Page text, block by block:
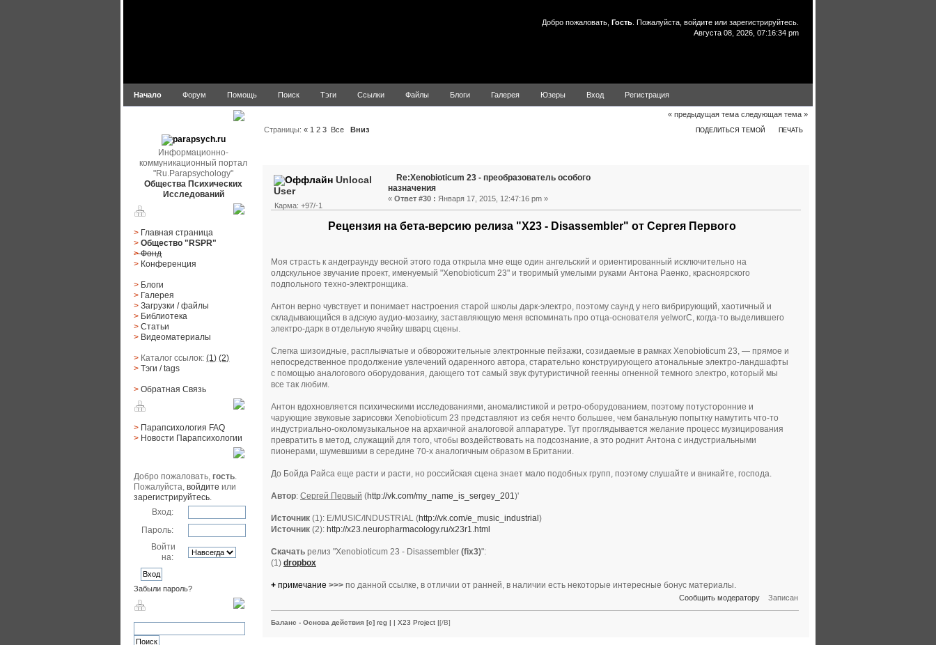
Добро пожаловать, Гость . Пожалуйста, войдите или зарегистрируйтесь
Августа 08, 2026, 07:16:34 pm
Начало Форум Помощь Поиск Тэги Ссылки Файлы Блоги Галерея Юзеры Вход Регистрация
Информационно-
коммуникационный портал
"Ru.Parapsychology"
Общества Психических
Исследований
> Главная страница
> Общество "RSPR"
> Фонд
> Конференция
> Блоги
> Галерея
> Загрузки/файлы
> Библиотека
> Статьи
> Видеоматериалы
> Каталог ссылок:(1) (2)
> Тэги/ tags
> Обратная Cвязь
> Парапсихология FAQ
> Новости Парапсихологии
Добро пожаловать,гость.
Пожалуйста,войдите или
зарегистрируйтесь.
Вход:
Пароль:
Войти
на:
Забыли пароль?
« предыдущая тема следующая тема »
ПОДЕЛИТЬСЯ ТЕМОЙ ПЕЧАТЬ
Страницы:« 1 2 3 Все Вниз
Unlocal
User
Карма: +97/-1
Re:Xenobioticum 23 - преобразователь особого
назначения
« Ответ #30 : Января 17, 2015, 12:47:16 pm »
Рецензия на бета-версию релиза "X23 - Disassembler" от Сергея Первого
Моя страсть к андеграунду весной этого года открыла мне еще один ангельский и ориентированный исключительно на
олдскульное звучание проект, именуемый "Xenobioticum 23" и творимый умелыми руками Антона Раенко, красноярского
подпольного техно-электронщика.
Антон верно чувствует и понимает настроения старой школы дарк-электро, поэтому саунд у него вибрирующий, хаотичный и
складывающийся в адскую аудио-мозаику, заставляющую меня вспоминать про отца-основателя yelworC, когда-то выделившего
электро-дарк в отдельную ячейку шварц сцены.
Слегка шизоидные, расплывчатые и обворожительные электронные пейзажи, созидаемые в рамках Xenobioticum 23, — прямое и
непосредственное продолжение увлечений одаренного автора, старательно конструирующего атональные электро-ландшафты
с помощью аналогового оборудования, дающего тот самый звук футуристичной геенны огненной темного электро, который мы
все так любим.
Антон вдохновляется психическими исследованиями, аномалистикой и ретро-оборудованием, поэтому потусторонние и
чарующие звуковые зарисовки Xenobioticum 23 представляют из себя нечто большее, чем банальную попытку намутить что-то
индустриально-околомузыкальное на архаичной аналоговой аппаратуре. Тут проглядывается желание процесс музицирования
превратить в метод, служащий для того, чтобы воздействовать на подсознание, а это роднит Антона с индустриальными
пионерами, шумевшими в середине 70-х аналогичным образом в Британии.
До Бойда Райса еще расти и расти, но российская сцена знает мало подобных групп, поэтому слушайте и вникайте, господа.
Автор: Сергей Первый (http://vk.com/my_name_is_sergey_201 )'
Источник (1): E/MUSIC/INDUSTRIAL (http://vk.com/e_music_industrial)
Источник (2): http://x23.neuropharmacology.ru/x23r1.html
Скачать релиз "Xenobioticum 23 - Disassembler (fix3)":
(1) dropbox
+ примечание >>> по данной ссылке, в отличии от ранней, в наличии есть некоторые интересные бонус материалы.
Сообщить модератору Записан
Баланс - Основа действия [c] reg | | X23 Project |[/B]